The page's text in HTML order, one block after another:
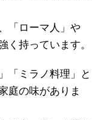
「ローマ人」や
く持っています。
「ミラノ料理」と
庭の味がありま